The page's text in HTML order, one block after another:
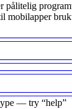
pålitelig
mobilapper
— try “help”